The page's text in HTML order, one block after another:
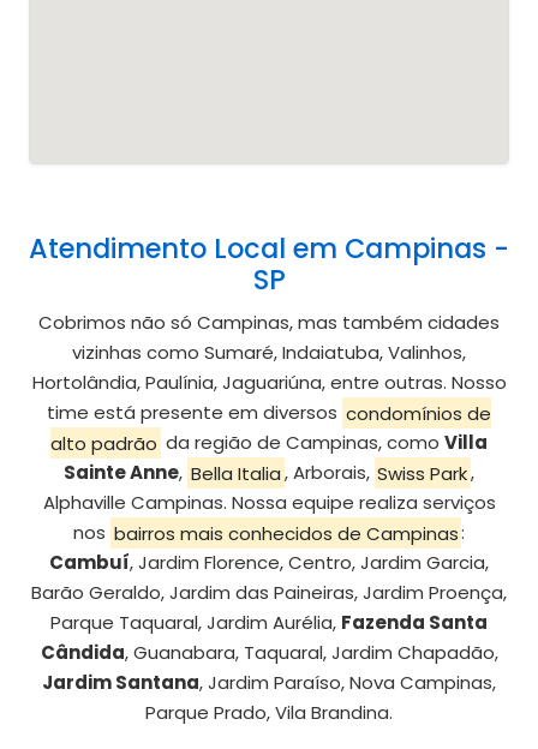
Atendimento Local em Campinas -
SP
Cobrimos não só Campinas, mas também cidades
vizinhas como Sumaré, Indaiatuba, Valinhos,
Hortolândia, Paulínia, Jaguariúna, entre outras. Nosso
time está presente em diversos condomínios de
alto padrão da região de Campinas, como Villa
Sainte Anne, Bella Italia, Arborais, Swiss Park,
Alphaville Campinas. Nossa equipe realiza serviços
nos bairros mais conhecidos de Campinas:
Cambuí, Jardim Florence, Centro, Jardim Garcia,
Barão Geraldo, Jardim das Paineiras, Jardim Proença,
Parque Taquaral, Jardim Aurélia, Fazenda Santa
Cândida, Guanabara, Taquaral, Jardim Chapadão,
Jardim Santana, Jardim Paraíso, Nova Campinas,
Parque Prado, Vila Brandina.